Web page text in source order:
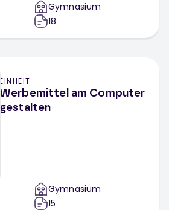
Gymnasium
18
EINHEIT
Werbemittel am Computer
gestalten
Gymnasium
15